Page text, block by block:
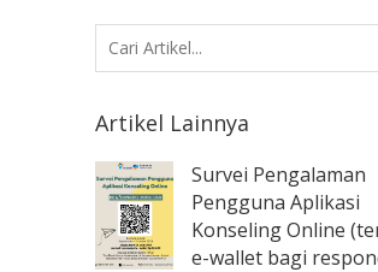
Artikel Lainnya
Survei Pengalaman
Pengguna Aplikasi
Konseling Online
e-wallet bagi